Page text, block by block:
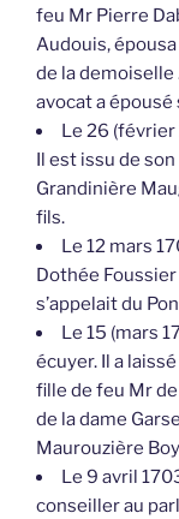
feu Mr Pierre
Audouis,
de la demoiselle
avocat a épousé
Le 26 (février
Il est issu de
Grandinière
fils.
Le 12 mars
Dothée
s’appelait du
Le 15 (mars
écuyer. Il a
fille de feu Mr
de la dame
Maurouzière
Le 9 avril
conseiller au